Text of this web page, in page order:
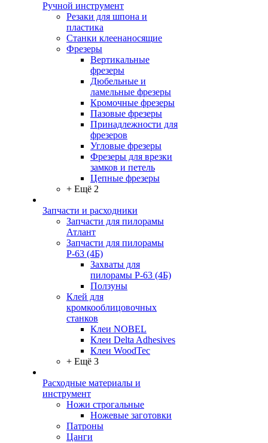
Ручной инструмент
Резаки для шпона и
пластика
Станки клеенаносящие
Фрезеры
Вертикальные
фрезеры
Дюбельные и
ламельные фрезеры
Кромочные фрезеры
Пазовые фрезеры
Принадлежности для
фрезеров
Угловые фрезеры
Фрезеры для врезки
замков и петель
Цепные фрезеры
+ Ещё 2
Запчасти и расходники
Запчасти для пилорамы
Атлант
Запчасти для пилорамы
Р-63 (4Б)
Захваты для
пилорамы Р-63 (4Б)
Ползуны
Клей для
кромкооблицовочных
станков
Клеи NOBEL
Клеи Delta Adhesives
Клеи WoodTec
+ Ещё 3
Расходные материалы и
инструмент
Ножи строгальные
Ножевые заготовки
Патроны
Цанги